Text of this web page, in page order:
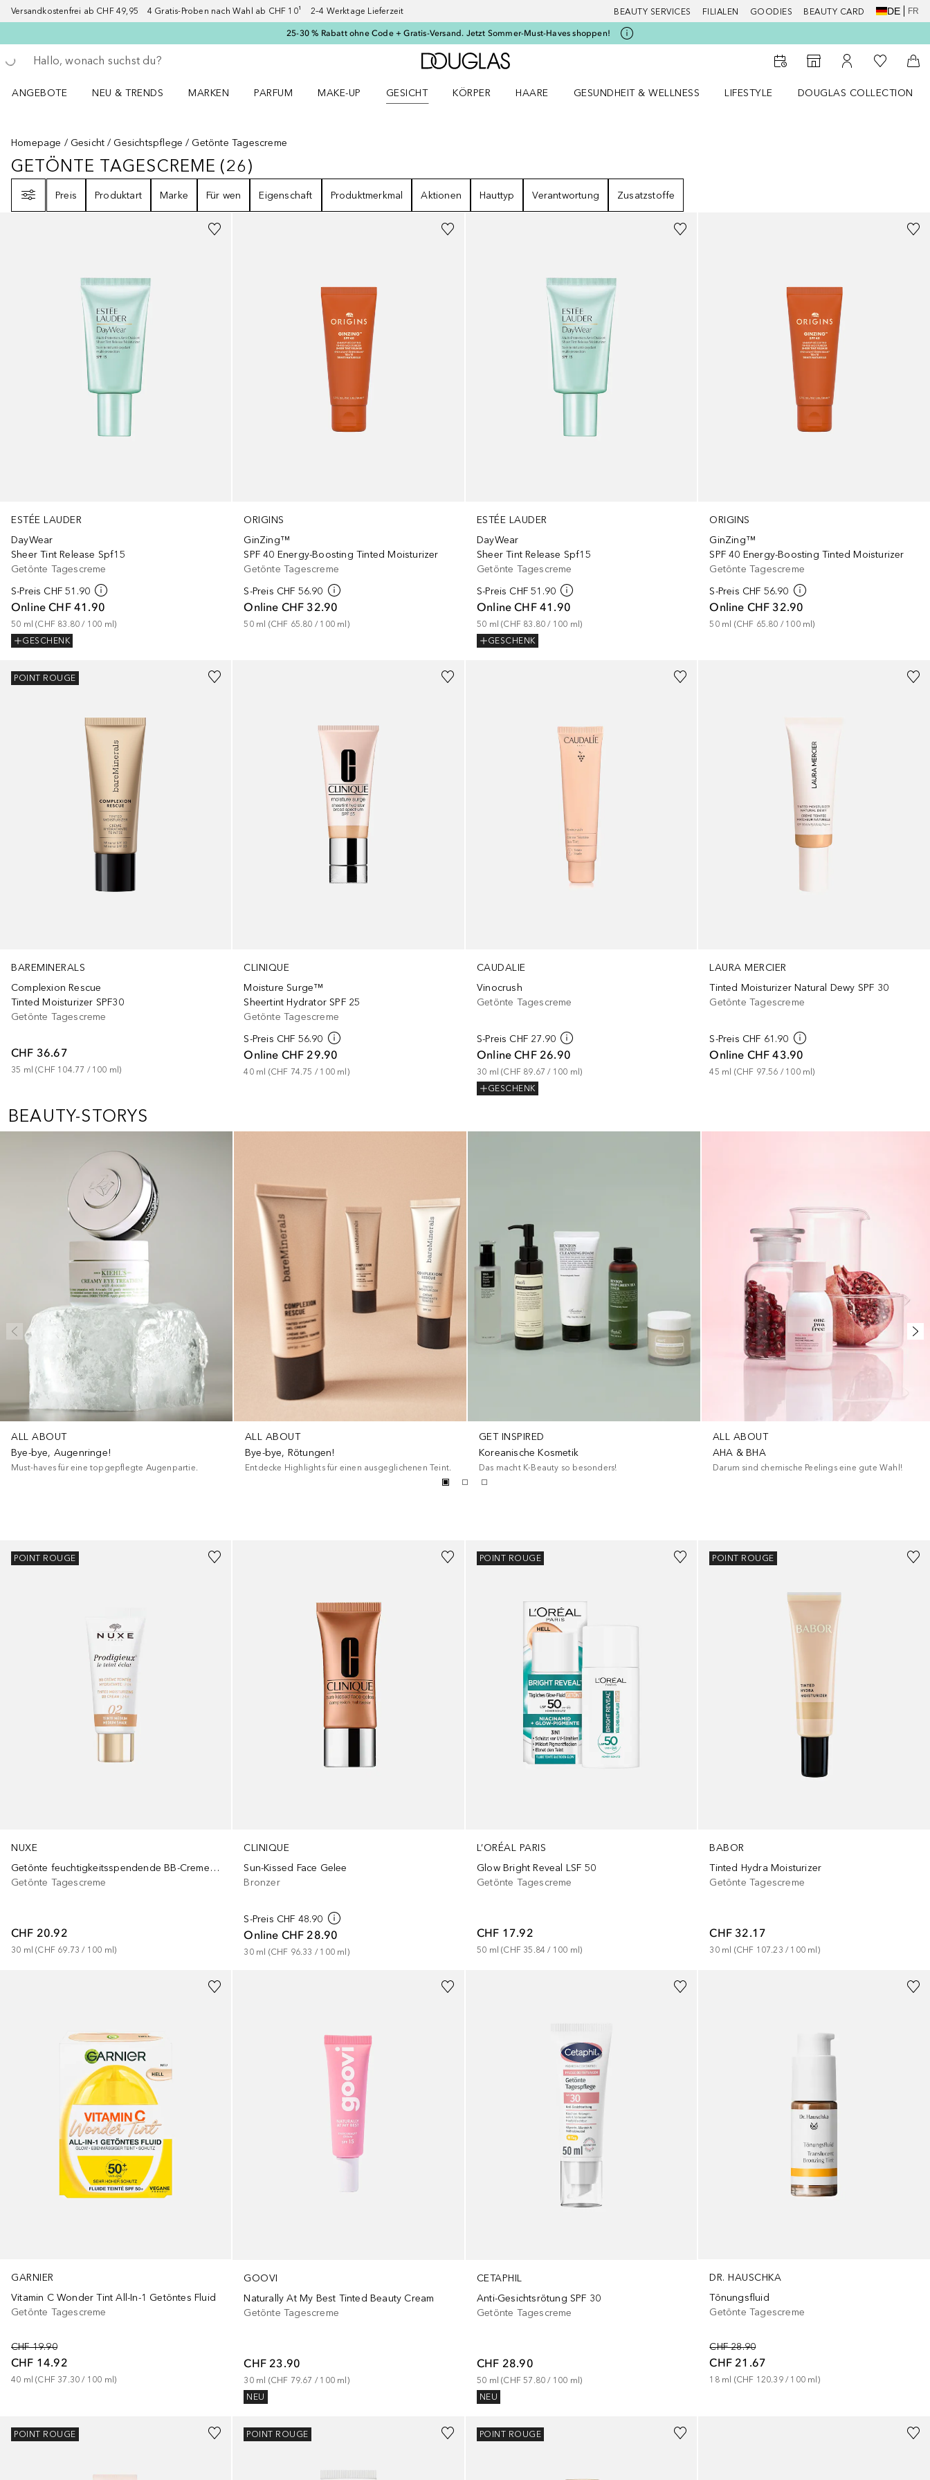
Versandkostenfrei ab CHF 49,95 4 Gratis-Proben nach Wahl ab CHF 10¹ 2–4 Werktage Lieferzeit BEAUTY SERVICES FILIALEN GOODIES BEAUTY CARD DE FR
25-30 % Rabatt ohne Code + Gratis-Versand. Jetzt Sommer-Must-Haves shoppen!
Gehe zurück
Suche ausführen
Zur Douglas Startseite
Zum Storefinder
Zu Meinem
Zu Meiner
ANGEBOTE
NEU & TRENDS
MARKEN
PARFUM
MAKE-UP
Make-up Menü öffnen
GESICHT
Gesicht Menü öffnen
KÖRPER
HAARE
GESUNDHEIT & WELLNESS
LIFESTYLE
DOUGLAS COLLECTION
Homepage Gesicht Gesichtspflege Getönte Tagescreme
GETÖNTE TAGESCREME26
GETÖNTE TAGESCREME (26)
Preis
Produktart Marke Für wen Eigenschaft Produktmerkmal Aktionen Hauttyp Verantwortung Zusatzstoffe
ESTÉE LAUDER
DayWear
Sheer Tint Release Spf15
Getönte Tagescreme
S-Preis CHF 51.90
Online CHF 41.90
50 ml (CHF 83.80 / 100 ml)
GESCHENK
Gesponsert
ORIGINS
GinZing™
SPF 40 Energy-Boosting Tinted Moisturizer
Getönte Tagescreme
S-Preis CHF 56.90
Online CHF 32.90
50 ml (CHF 65.80 / 100 ml )
Gesponsert
ESTÉE LAUDER
DayWear
Sheer Tint Release Spf15
Getönte Tagescreme
S-Preis CHF 51.90
Online CHF 41.90
50 ml (CHF 83.80 / 100 ml)
GESCHENK
ORIGINS
GinZing™
SPF 40 Energy-Boosting Tinted Moisturizer
Getönte Tagescreme
S-Preis CHF 56.90
Online CHF 32.90
50 ml (CHF 65.80 / 100 ml)
BAREMINERALS
Complexion Rescue
Tinted Moisturizer SPF30
Getönte Tagescreme
CHF 36.67
35 ml (CHF 104.77 / 100 ml)
POINT ROUGE
+18
CLINIQUE
Moisture Surge™
Sheertint Hydrator SPF 25
Getönte Tagescreme
S-Preis CHF 56.90
Online CHF 29.90
40 ml (CHF 74.75 / 100 ml )
CAUDALIE
Vinocrush
Getönte Tagescreme
S-Preis CHF 27.90
Online CHF 26.90
30 ml (CHF 89.67 / 100 ml)
GESCHENK
LAURA MERCIER
Tinted Moisturizer Natural Dewy SPF 30
Getönte Tagescreme
S-Preis CHF 61.90
Online CHF 43.90
45 ml (CHF 97.56 / 100 ml)
BEAUTY-STORYS
Überspringen
ALL ABOUT
Bye-bye, Augenringe!
Must-haves für eine topgepflegte Augenpartie.
ALL ABOUT
Bye-bye, Rötungen!
Entdecke Highlights für einen ausgeglichenen Teint.
GET INSPIRED
Koreanische Kosmetik
Das macht K-Beauty so besonders!
ALL ABOUT
AHA & BHA
Darum sind chemische Peelings eine gute Wahl!
NUXE
Getönte feuchtigkeitsspendende BB-Creme – Farbton Dunkel
Getönte Tagescreme
CHF 20.92
30 ml (CHF 69.73 / 100 ml)
POINT ROUGE
CLINIQUE
Sun-Kissed Face Gelee
Bronzer
S-Preis CHF 48.90
Online CHF 28.90
30 ml (CHF 96.33 / 100 ml )
L’ORÉAL PARIS
Glow Bright Reveal LSF 50
Getönte Tagescreme
CHF 17.92
50 ml (CHF 35.84 / 100 ml )
POINT ROUGE
BABOR
Tinted Hydra Moisturizer
Getönte Tagescreme
CHF 32.17
30 ml (CHF 107.23 / 100 ml )
POINT ROUGE
GARNIER
Vitamin C Wonder Tint All-In-1 Getöntes Fluid
Getönte Tagescreme
CHF 19.90
CHF 14.92
40 ml (CHF 37.30 / 100 ml)
GOOVI
Naturally At My Best Tinted Beauty Cream
Getönte Tagescreme
CHF 23.90
30 ml (CHF 79.67 / 100 ml)
NEU
CETAPHIL
Anti-Gesichtsrötung SPF 30
Getönte Tagescreme
CHF 28.90
50 ml (CHF 57.80 / 100 ml)
NEU
DR. HAUSCHKA
Tönungsfluid
Getönte Tagescreme
CHF 28.90
CHF 21.67
18 ml (CHF 120.39 / 100 ml )
POINT ROUGE POINT ROUGE POINT ROUGE